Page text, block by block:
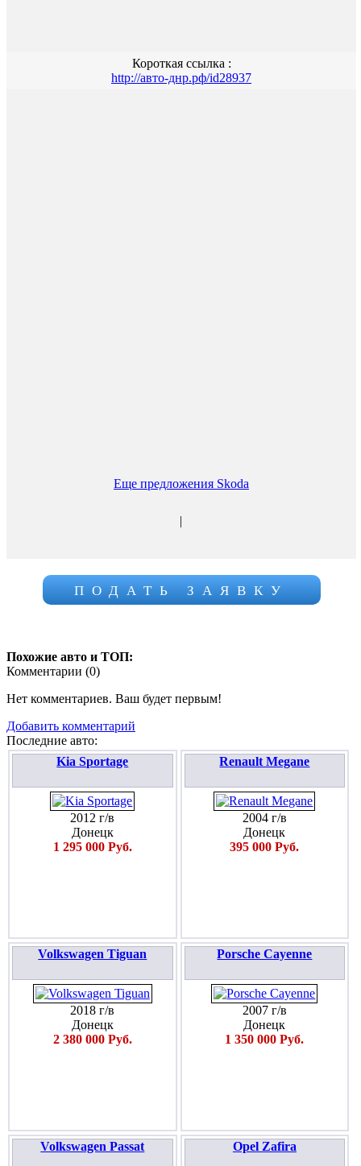
Короткая ссылка :
http://авто-днр.рф/id28937
Еще предложения Skoda
|
ПОДАТЬ ЗАЯВКУ
Похожие авто и ТОП:
Комментарии (0)
Нет комментариев. Ваш будет первым!
Добавить комментарий
Последние авто:
Kia Sportage
2012 г/в
Донецк
1 295 000 Руб.
Renault Megane
2004 г/в
Донецк
395 000 Руб.
Volkswagen Tiguan
2018 г/в
Донецк
2 380 000 Руб.
Porsche Cayenne
2007 г/в
Донецк
1 350 000 Руб.
Volkswagen Passat Opel Zafira